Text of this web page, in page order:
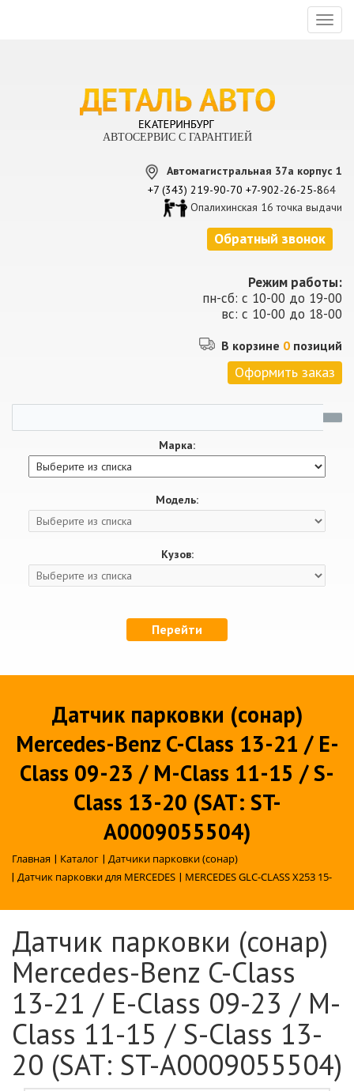
АВТОСЕРВИС С ГАРАНТИЕЙ
Автомагистральная 37а корпус 1
+7 (343) 219-90-70 +7-902-26-25-864
Опалихинская 16 точка выдачи
Обратный звонок
Режим работы:
пн-сб: с 10-00 до 19-00
вс: с 10-00 до 18-00
В корзине 0 позиций
Оформить заказ
Марка:
Модель:
Кузов:
Перейти
Датчик парковки (сонар)
Mercedes-Benz C-Class 13-21 / E-
Class 09-23 / M-Class 11-15 / S-
Class 13-20 (SAT: ST-
A0009055504)
Главная | Каталог | Датчики парковки (сонар)
| Датчик парковки для MERCEDES | MERCEDES GLC-CLASS X253 15-
Датчик парковки (сонар)
Mercedes-Benz C-Class
13-21 / E-Class 09-23 / M-
Class 11-15 / S-Class 13-
20 (SAT: ST-A0009055504)